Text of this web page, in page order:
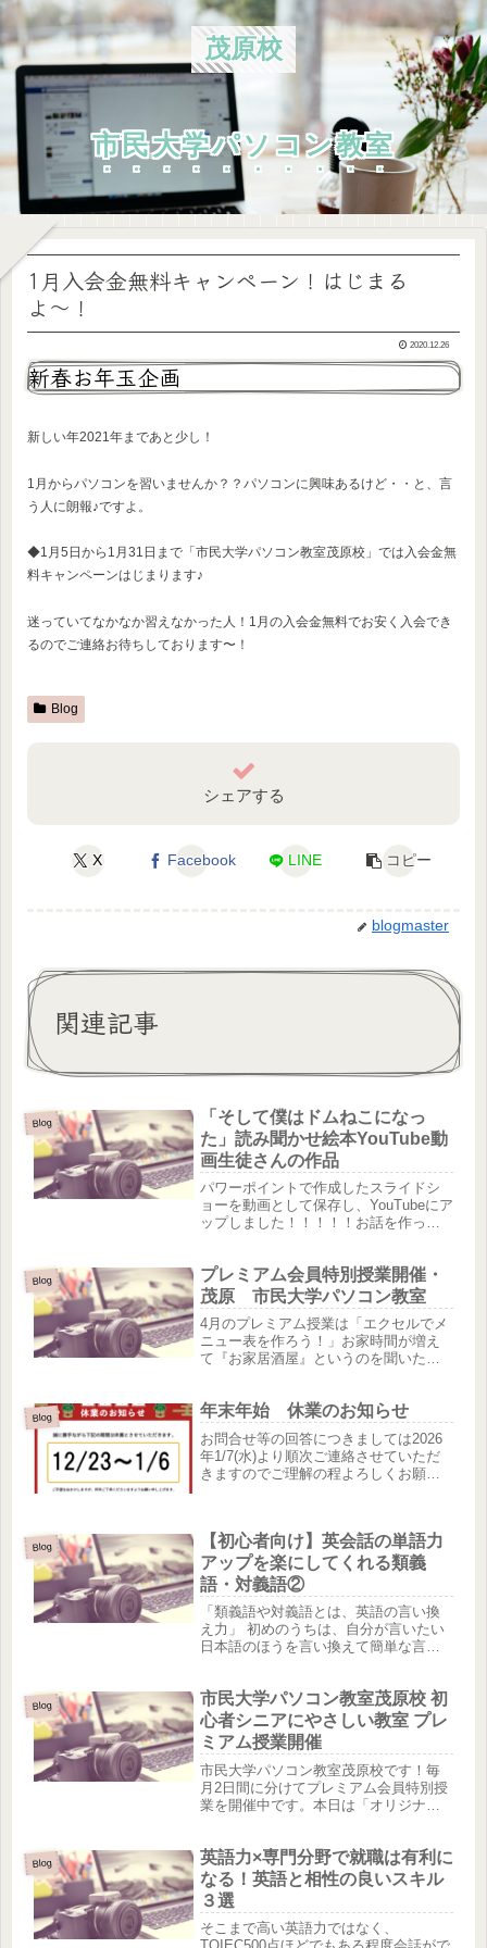
茂原校
市民大学パソコン教室
1月入会金無料キャンペーン！はじまる
よ〜！
2020.12.26
新春お年玉企画
新しい年2021年まであと少し！
1月からパソコンを習いませんか？？パソコンに興味あるけど・・と、言
う人に朗報♪ですよ。
◆1月5日から1月31日まで「市民大学パソコン教室茂原校」では入会金無
料キャンペーンはじまります♪
迷っていてなかなか習えなかった人！1月の入会金無料でお安く入会でき
るのでご連絡お待ちしております〜！
Blog
シェアする
X Facebook LINE コピー
blogmaster
関連記事
Blog
「そして僕はドムねこになっ
た」読み聞かせ絵本YouTube動
画生徒さんの作品
パワーポイントで作成したスライドシ
ョーを動画として保存し、YouTubeにア
ップしました！！！！！お話を作った
き、PowerPointと受講終了し、夢だっ
た絵本動画を作成...
Blog
プレミアム会員特別授業開催・
茂原 市民大学パソコン教室
4月のプレミアム授業は「エクセルでメ
ニュー表を作ろう！」お家時間が増え
て『お家居酒屋』というのを聞いたこ
できたら面白いんじゃないかと思い企
画！メニュー表はインターネットで無...
Blog 年末年始 休業のお知らせ
お問合せ等の回答につきましては2026
年1/7(水)より順次ご連絡させていただ
きますのでご理解の程よろしくお願い
Blog
【初心者向け】英会話の単語力
アップを楽にしてくれる類義
語・対義語②
「類義語や対義語とは、英語の言い換
え力」 初めのうちは、自分が言いたい
日本語のほうを言い換えて簡単な言葉
をつけていき、近い表現や少しレベル
の高いと感じる単語などを交えて同...
Blog
市民大学パソコン教室茂原校 初
心者シニアにやさしい教室 プレ
ミアム授業開催
市民大学パソコン教室茂原校です！毎
月2日間に分けてプレミアム会員特別授
業を開催中です。本日は「オリジナル
です。（写真は生徒さんの作品です♪）
ワンランク上のサービスを提供でき...
Blog
英語力×専門分野で就職は有利に
なる！英語と相性の良いスキル
３選
そこまで高い英語力ではなく、